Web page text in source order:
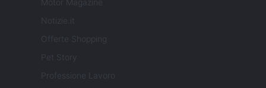
Motor Magazine
Notizie.it
Offerte Shopping
Pet Story
Professione Lavoro